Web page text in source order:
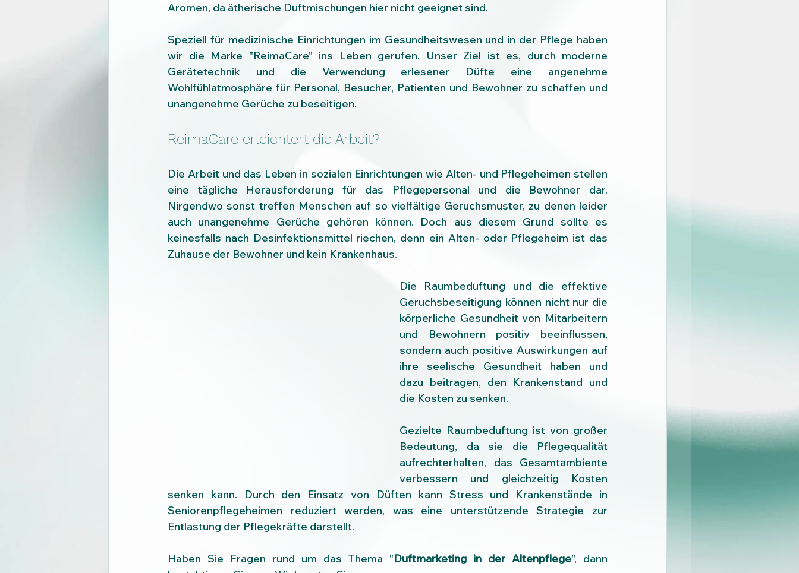
Aromen, da ätherische Duftmischungen hier nicht geeignet sind.
Speziell für medizinische Einrichtungen im Gesundheitswesen und in der Pflege haben
wir die Marke "ReimaCare" ins Leben gerufen. Unser Ziel ist es, durch moderne
Gerätetechnik und die Verwendung erlesener Düfte eine angenehme
Wohlfühlatmosphäre für Personal, Besucher, Patienten und Bewohner zu schaffen und
unangenehme Gerüche zu beseitigen.
ReimaCare erleichtert die Arbeit?
Die Arbeit und das Leben in sozialen Einrichtungen wie Alten- und Pflegeheimen stellen
eine tägliche Herausforderung für das Pflegepersonal und die Bewohner dar.
Nirgendwo sonst treffen Menschen auf so vielfältige Geruchsmuster, zu denen leider
auch unangenehme Gerüche gehören können. Doch aus diesem Grund sollte es
keinesfalls nach Desinfektionsmittel riechen, denn ein Alten- oder Pflegeheim ist das
Zuhause der Bewohner und kein Krankenhaus.
Die Raumbeduftung und die effektive
Geruchsbeseitigung können nicht nur die
körperliche Gesundheit von Mitarbeitern
und Bewohnern positiv beeinflussen,
sondern auch positive Auswirkungen auf
ihre seelische Gesundheit haben und
dazu beitragen, den Krankenstand und
die Kosten zu senken.
Gezielte Raumbeduftung ist von großer
Bedeutung, da sie die Pflegequalität
aufrechterhalten, das Gesamtambiente
verbessern und gleichzeitig Kosten
senken kann. Durch den Einsatz von Düften kann Stress und Krankenstände in
Seniorenpflegeheimen reduziert werden, was eine unterstützende Strategie zur
Entlastung der Pflegekräfte darstellt.
Haben Sie Fragen rund um das Thema "Duftmarketing in der Altenpflege", dann